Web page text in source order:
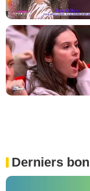
Derniers